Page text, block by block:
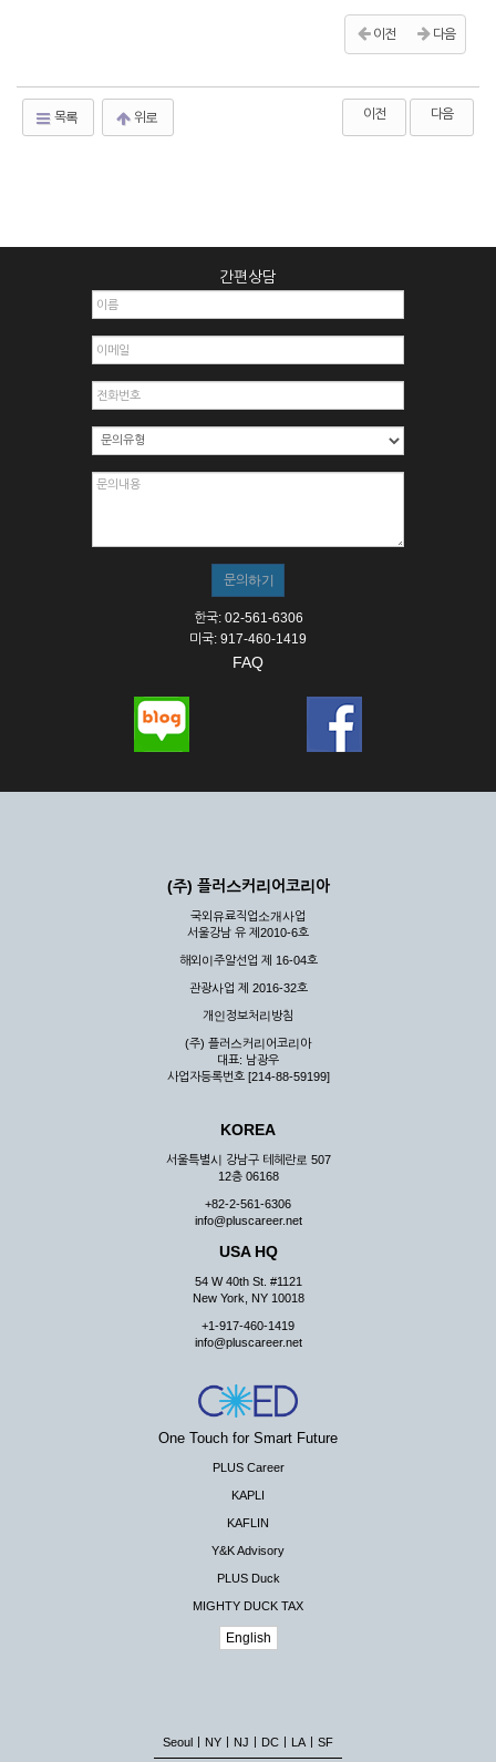
이전 다음
목록 위로 이전 다음
간편상담
한국: 02-561-6306
미국: 917-460-1419
FAQ
(주) 플러스커리어코리아
국외유료직업소개사업
서울강남 유 제2010-6호
해외이주알선업 제 16-04호
관광사업 제 2016-32호
개인정보처리방침
(주) 플러스커리어코리아
대표: 남광우
사업자등록번호 [214-88-59199]
KOREA
서울특별시 강남구 테헤란로 507
12층 06168
+82-2-561-6306
info@pluscareer.net
USA HQ
54 W 40th St. #1121
New York, NY 10018
+1-917-460-1419
info@pluscareer.net
One Touch for Smart Future
PLUS Career
KAPLI
KAFLIN
Y&K Advisory
PLUS Duck
MIGHTY DUCK TAX
English
Seoul NY NJ DC LA SF